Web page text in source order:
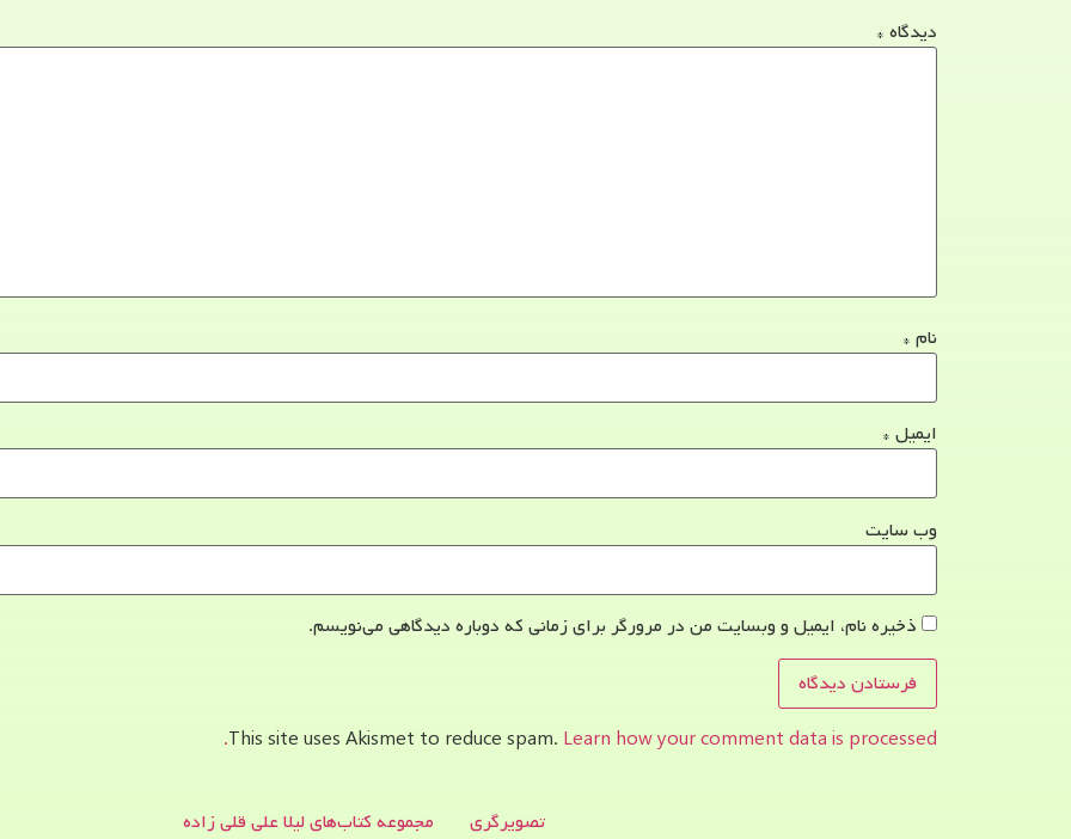
دیدگاه *
نام *
ایمیل *
وب‌ سایت
ذخیره نام، ایمیل و وبسایت من در مرورگر برای زمانی که دوباره دیدگاهی می‌نویسم.
This site uses Akismet to reduce spam. Learn how your comment data is processed.
تصویرگری مجموعه کتاب‌های لیلا علی قلی زاده